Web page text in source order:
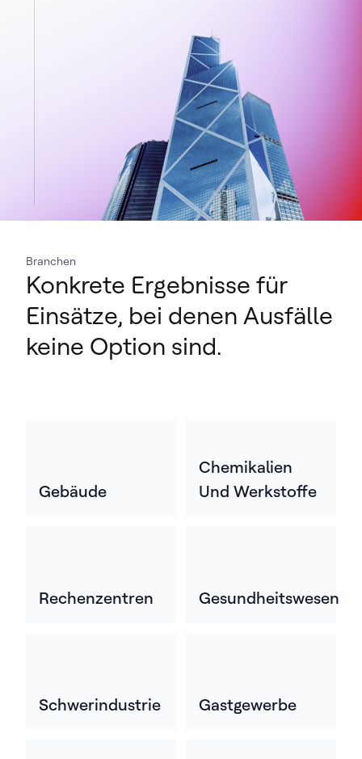
Branchen
Konkrete Ergebnisse für
Einsätze, bei denen Ausfälle
keine Option sind.
Gebäude
Chemikalien
Und Werkstoffe
Rechenzentren Gesundheitswesen
Schwerindustrie Gastgewerbe